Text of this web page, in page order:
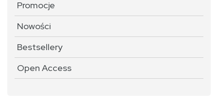
Promocje
Nowości
Bestsellery
Open Access